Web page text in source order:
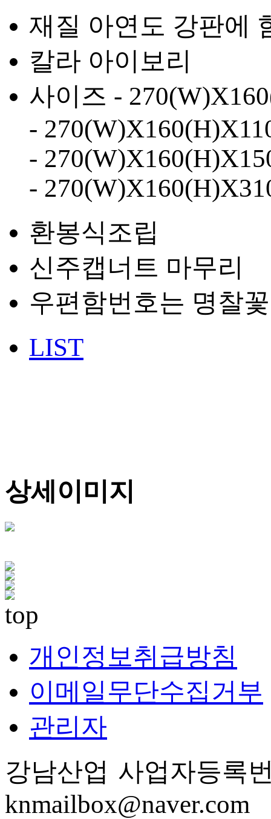
재질 아연도 강판에
칼라 아이보리
사이즈 -
-
-
-
환봉식조립
신주캡너트 마무리
우편함번호는 명찰
LIST
상세이미지
개인정보취급방침
이메일무단수집거부
관리자
강남산업 사업자등록
knmailbox@naver.com